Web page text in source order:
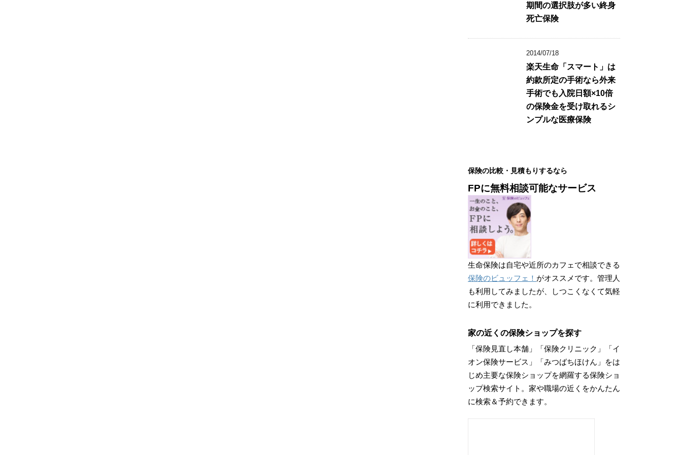
期間の選択肢が多い終身
死亡保険
2014/07/18
楽天生命「スマート」は
約款所定の手術なら外来
手術でも入院日額×10倍
の保険金を受け取れるシ
ンプルな医療保険
保険の比較・見積もりするなら
FPに無料相談可能なサービス
生命保険は自宅や近所のカフェで相談できる
保険のビュッフェ！ がオススメです。管理人
も利用してみましたが、しつこくなくて気軽
に利用できました。
家の近くの保険ショップを探す
「保険見直し本舗」「保険クリニック」「イ
オン保険サービス」「みつばちほけん」をは
じめ主要な保険ショップを網羅する保険ショ
ップ検索サイト。家や職場の近くをかんたん
に検索＆予約できます。